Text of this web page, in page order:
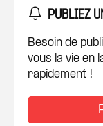
PUBLIEZ
Besoin de
vous la vie en
rapidement !